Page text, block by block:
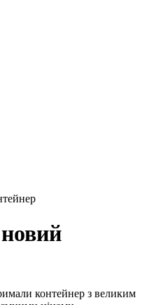
контейнер з великим